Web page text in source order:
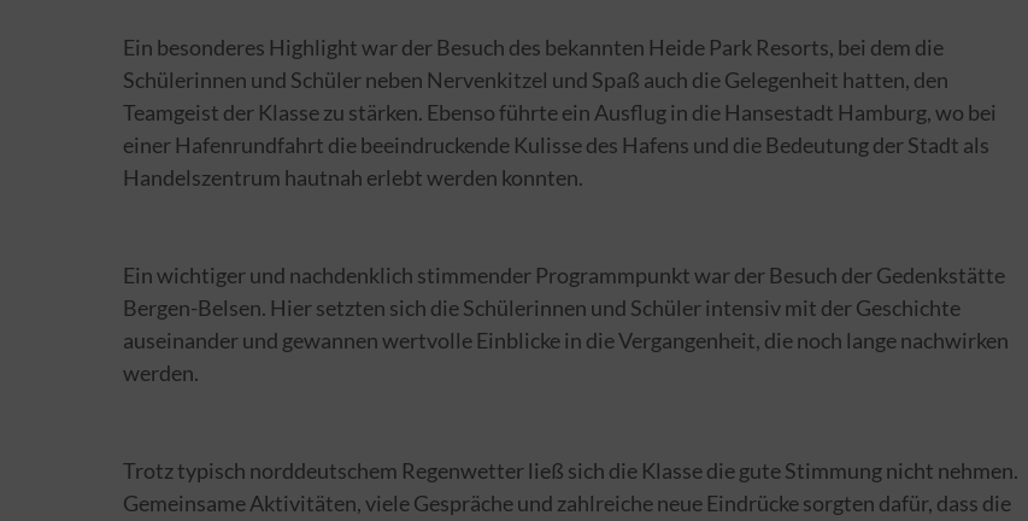
Ein besonderes Highlight war der Besuch des bekannten Heide Park Resorts, bei dem die
Schülerinnen und Schüler neben Nervenkitzel und Spaß auch die Gelegenheit hatten, den
Teamgeist der Klasse zu stärken. Ebenso führte ein Ausflug in die Hansestadt Hamburg, wo bei
einer Hafenrundfahrt die beeindruckende Kulisse des Hafens und die Bedeutung der Stadt als
Handelszentrum hautnah erlebt werden konnten.
Ein wichtiger und nachdenklich stimmender Programmpunkt war der Besuch der Gedenkstätte
Bergen-Belsen. Hier setzten sich die Schülerinnen und Schüler intensiv mit der Geschichte
auseinander und gewannen wertvolle Einblicke in die Vergangenheit, die noch lange nachwirken
werden.
Trotz typisch norddeutschem Regenwetter ließ sich die Klasse die gute Stimmung nicht nehmen.
Gemeinsame Aktivitäten, viele Gespräche und zahlreiche neue Eindrücke sorgten dafür, dass die